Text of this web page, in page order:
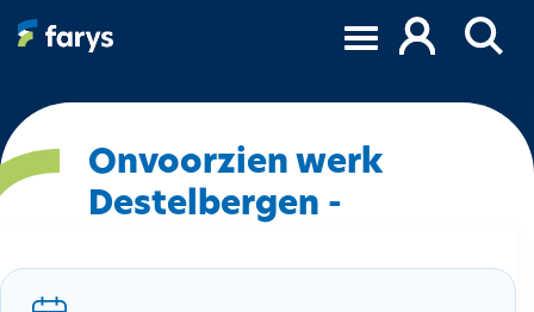
l
a
e
Onvoorzien werk
Destelbergen -